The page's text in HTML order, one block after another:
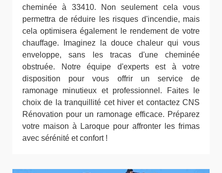
cheminée à 33410. Non seulement cela vous
permettra de réduire les risques d'incendie, mais
cela optimisera également le rendement de votre
chauffage. Imaginez la douce chaleur qui vous
enveloppe, sans les tracas d'une cheminée
obstruée. Notre équipe d'experts est à votre
disposition pour vous offrir un service de
ramonage minutieux et professionnel. Faites le
choix de la tranquillité cet hiver et contactez CNS
Rénovation pour un ramonage efficace. Préparez
votre maison à Laroque pour affronter les frimas
avec sérénité et confort !